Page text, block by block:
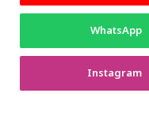
WhatsApp
Instagram